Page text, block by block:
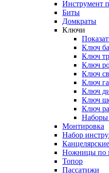
Инструмент
Биты
Домкраты
Ключи
Ключ
Ключ
Ключ
Ключ
Ключ
Ключ
Ключ
Ключ
Наборы
Монтировка
Набор
Ножницы по
Топор
Пассатижи